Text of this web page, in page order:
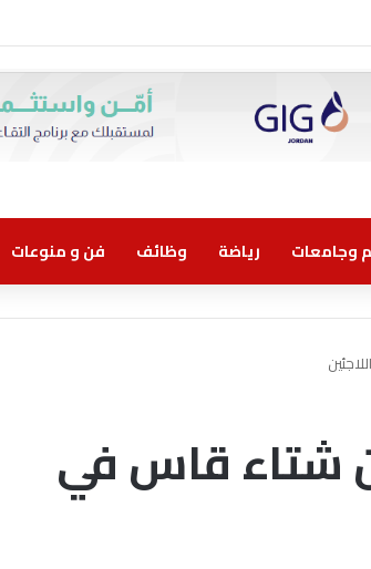
وجامعات رياضة وظائف فن و منوعات
شتاء قاس في